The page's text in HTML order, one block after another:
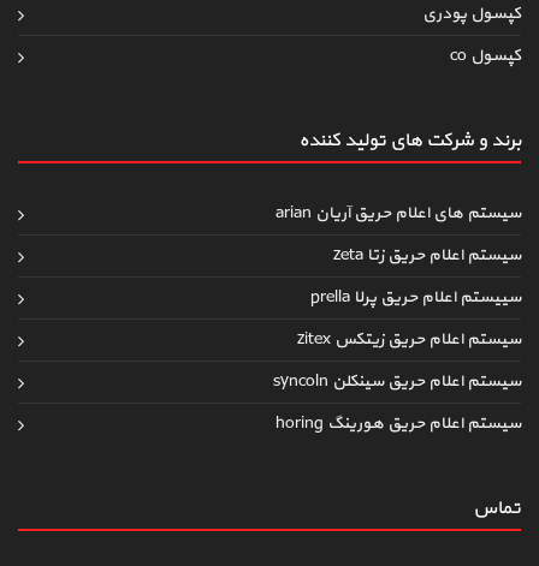
کپسول پودری
کپسول co
برند و شرکت های تولید کننده
سیستم های اعلام حریق آریان arian
سیستم اعلام حریق زتا zeta
سییستم اعلام حریق پرلا prella
سیستم اعلام حریق زیتکس zitex
سیستم اعلام حریق سینکلن syncoln
سیستم اعلام حریق هورینگ horing
تماس